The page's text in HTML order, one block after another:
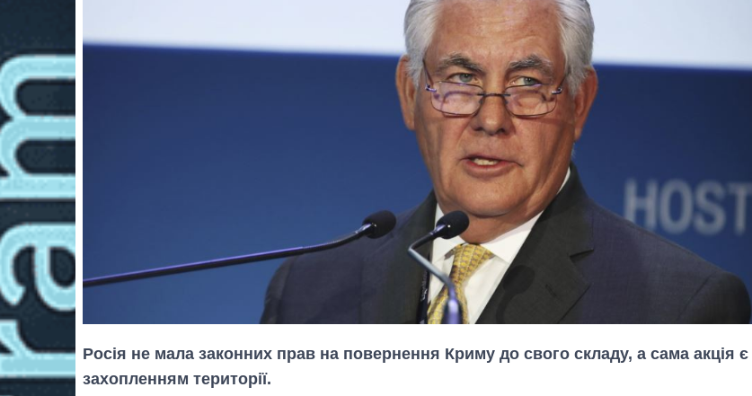
Росія не мала законних прав на повернення Криму до свого складу, а сама акція є
захопленням території.